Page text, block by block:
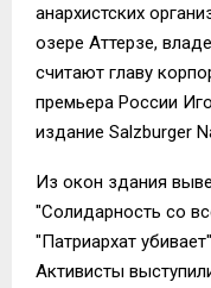
анархистских
озере Аттерзе,
считают главу
премьера России
издание Salzburger
Из окон здания
"Солидарность со
"Патриархат
Активисты